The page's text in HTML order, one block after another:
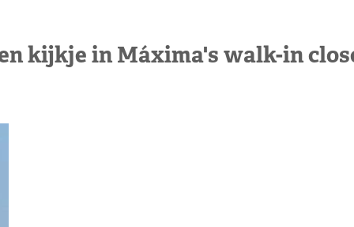
kijkje in Máxima's walk-in